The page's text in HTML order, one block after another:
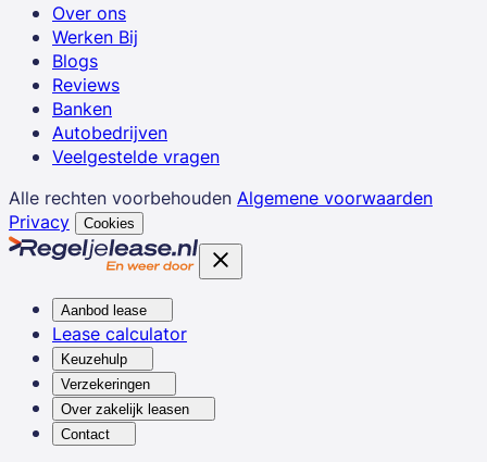
Over ons
Werken Bij
Blogs
Reviews
Banken
Autobedrijven
Veelgestelde vragen
Alle rechten voorbehouden Algemene voorwaarden
Privacy
Cookies
Aanbod lease
Lease calculator
Keuzehulp
Verzekeringen
Over zakelijk leasen
Contact